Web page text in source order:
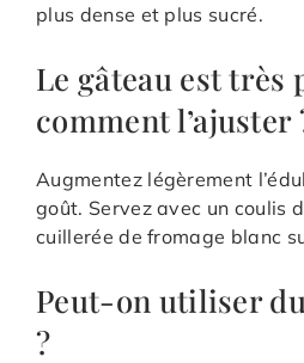
plus dense et plus sucré.
Le gâteau est très
comment l’ajuster
Augmentez légèrement
goût. Servez avec un coulis
cuillerée de fromage blanc
Peut-on utiliser
?